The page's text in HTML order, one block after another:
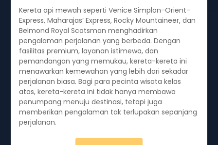
Kereta api mewah seperti Venice Simplon-Orient-
Express, Maharajas’ Express, Rocky Mountaineer, dan
Belmond Royal Scotsman menghadirkan
pengalaman perjalanan yang berbeda. Dengan
fasilitas premium, layanan istimewa, dan
pemandangan yang memukau, kereta-kereta ini
menawarkan kemewahan yang lebih dari sekadar
perjalanan biasa. Bagi para pecinta wisata kelas
atas, kereta-kereta ini tidak hanya membawa
penumpang menuju destinasi, tetapi juga
memberikan pengalaman tak terlupakan sepanjang
perjalanan.